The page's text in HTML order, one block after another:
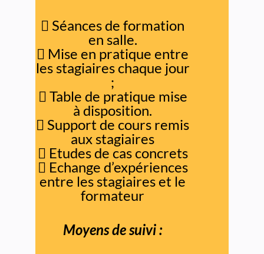
 Séances de formation
en salle.
 Mise en pratique entre
les stagiaires chaque jour
;
 Table de pratique mise
à disposition.
 Support de cours remis
aux stagiaires
 Etudes de cas concrets
 Echange d’expériences
entre les stagiaires et le
formateur
Moyens de suivi :